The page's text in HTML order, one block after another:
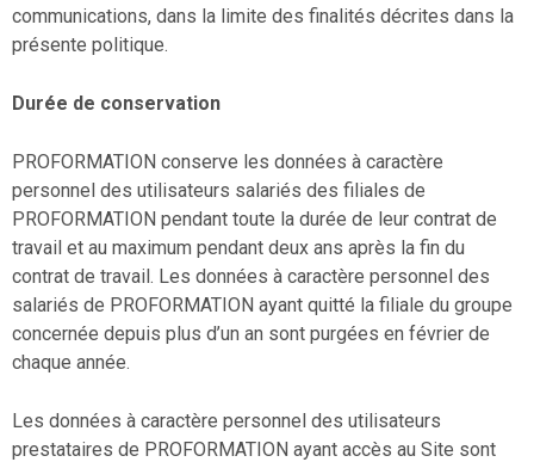
communications, dans la limite des finalités décrites dans la
présente politique.
Durée de conservation
PROFORMATION conserve les données à caractère
personnel des utilisateurs salariés des filiales de
PROFORMATION pendant toute la durée de leur contrat de
travail et au maximum pendant deux ans après la fin du
contrat de travail. Les données à caractère personnel des
salariés de PROFORMATION ayant quitté la filiale du groupe
concernée depuis plus d’un an sont purgées en février de
chaque année.
Les données à caractère personnel des utilisateurs
prestataires de PROFORMATION ayant accès au Site sont